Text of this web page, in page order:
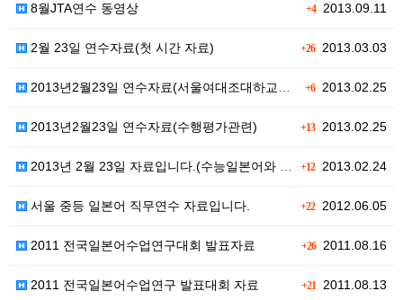
+42013.09.11
8월JTA연수 동영상
+262013.03.03
2월 23일 연수자료(첫 시간 자료)
+62013.02.25
2013년2월23일 연수자료(서울여대조대하교수님자료)
+132013.02.25
2013년2월23일 연수자료(수행평가관련)
+122013.02.24
2013년 2월 23일 자료입니다.(수능일본어와 학교일…
+222012.06.05
서울 중등 일본어 직무연수 자료입니다.
+262011.08.16
2011 전국일본어수업연구대회 발표자료
+21 2011.08.13
2011 전국일본어수업연구 발표대회 자료